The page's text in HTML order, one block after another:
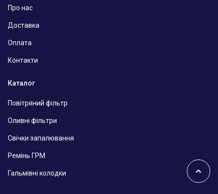
Про нас
Доставка
Оплата
Контакти
Каталог
Повітряний фільтр
Оливні фільтри
Свічки запалювання
Ремінь ГРМ
Гальмівні колодки